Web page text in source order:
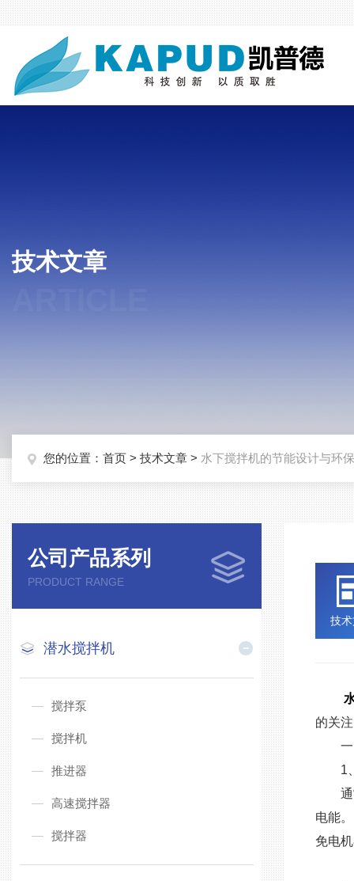
技术文章
您的位置： 首页 > 技术文章 > 水下搅拌机的节能设计与环
公司产品系列
PRODUCT RANGE
潜水搅拌机
搅拌泵
搅拌机
推进器
高速搅拌器
搅拌器
技
的关
一
​​1、
通常
电能
免电